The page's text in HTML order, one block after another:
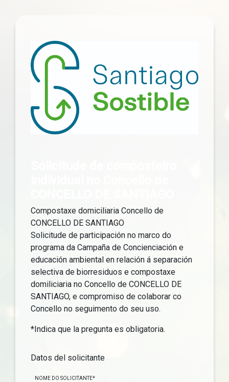
Compostaxe domiciliaria Concello de
CONCELLO DE SANTIAGO
Solicitude de participación no marco do
programa da Campaña de Concienciación e
educación ambiental en relación á separación
selectiva de biorresiduos e compostaxe
domiliciaria no Concello de CONCELLO DE
SANTIAGO, e compromiso de colaborar co
Concello no seguimento do seu uso.
*Indica que la pregunta es obligatoria.
Datos del solicitante
NOME DO SOLICITANTE*